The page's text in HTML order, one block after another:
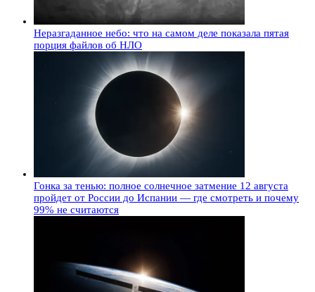
Неразгаданное небо: что на самом деле показала пятая
порция файлов об НЛО
Гонка за тенью: полное солнечное затмение 12 августа
пройдет от России до Испании — где смотреть и почему
99% не считаются